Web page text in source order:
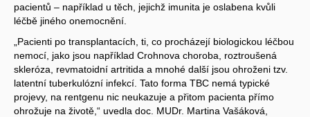
pacientů – například u těch, jejichž imunita je oslabena kvůli
léčbě jiného onemocnění.
„Pacienti po transplantacích, ti, co procházejí biologickou léčbou
nemocí, jako jsou například Crohnova choroba, roztroušená
skleróza, revmatoidní artritida a mnohé další jsou ohroženi tzv.
latentní tuberkulózní infekcí. Tato forma TBC nemá typické
projevy, na rentgenu nic neukazuje a přitom pacienta přímo
ohrožuje na životě,“ uvedla doc. MUDr. Martina Vašáková,